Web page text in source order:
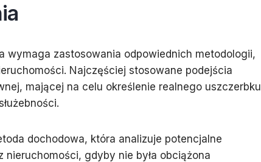
wymaga zastosowania odpowiednich metodologii,
Najczęściej stosowane podejścia
mającej na celu określenie realnego uszczerbku
dochodowa, która analizuje potencjalne
nieruchomości, gdyby nie była obciążona